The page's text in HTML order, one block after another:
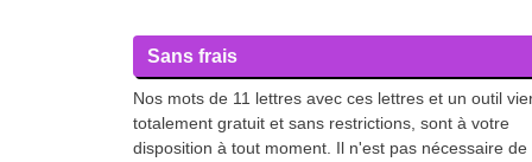
Sans frais
Nos mots de 11 lettres avec ces lettres et un outil
totalement gratuit et sans restrictions, sont à votre
disposition à tout moment. Il n'est pas nécessaire de